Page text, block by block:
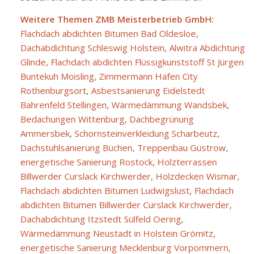
Weitere Themen ZMB Meisterbetrieb GmbH:
Flachdach abdichten Bitumen Bad Oldesloe,
Dachabdichtung Schleswig Holstein, Alwitra Abdichtung
Glinde, Flachdach abdichten Flüssigkunststoff St Jürgen
Buntekuh Moisling, Zimmermann Hafen City
Rothenburgsort, Asbestsanierung Eidelstedt
Bahrenfeld Stellingen, Wärmedämmung Wandsbek,
Bedachungen Wittenburg, Dachbegrünung
Ammersbek, Schornsteinverkleidung Scharbeutz,
Dachstuhlsanierung Büchen, Treppenbau Güstrow,
energetische Sanierung Rostock, Holzterrassen
Billwerder Curslack Kirchwerder, Holzdecken Wismar,
Flachdach abdichten Bitumen Ludwigslust, Flachdach
abdichten Bitumen Billwerder Curslack Kirchwerder,
Dachabdichtung Itzstedt Sülfeld Oering,
Wärmedämmung Neustadt in Holstein Grömitz,
energetische Sanierung Mecklenburg Vorpommern,